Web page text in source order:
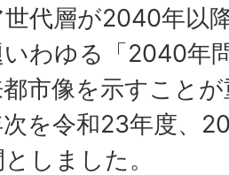
代層が2040年以
わゆる「2040年
市像を示すこと
を令和23年度、
しました。